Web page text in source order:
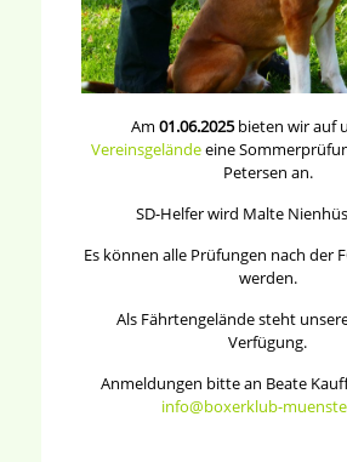
Am01.06.2025bieten wir auf
Vereinsgeländeeine
Petersen an.
SD-Helfer wird Malte
Es können alle Prüfungen nach der
werden.
Als Fährtengelände steht
Verfügung.
Anmeldungen bitte an Beate
info@boxerklub-